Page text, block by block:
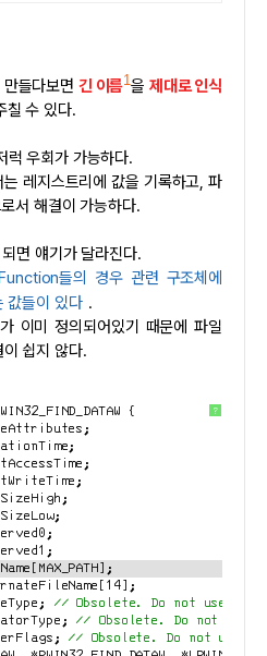
만들다보면 긴 이름1을 제대로 인식
칠 수 있다.
럭 우회가 가능하다.
서 해결이 가능하다.
되면 얘기가 달라진다.
들의 경우 관련 구조체에
값들이 있다 .
가 이미 정의되어있기 때문에 파일
쉽지 않다.
?
{
// Obsolete. Do not use.
// Obsolete. Do not use
// Obsolete. Do not use